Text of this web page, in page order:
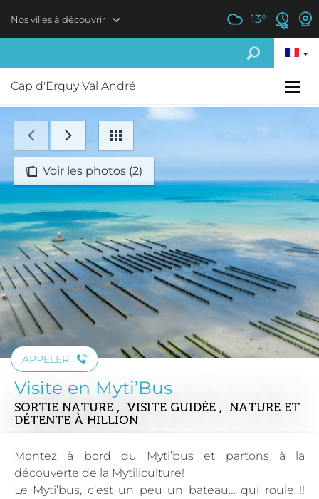
Nos villes à découvrir 13°
Cap d'Erquy Val André
Voir les photos (2)
APPELER
Visite en Myti’Bus
SORTIE NATURE , VISITE GUIDÉE , NATURE ET
DÉTENTE À HILLION
Montez à bord du Myti’bus et partons à la
découverte de la Mytiliculture!
Le Myti’bus, c’est un peu un bateau… qui roule !!